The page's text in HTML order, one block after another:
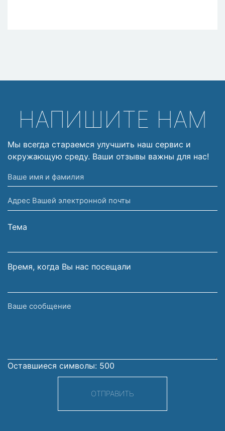
НАПИШИТЕ НАМ
Мы всегда стараемся улучшить наш сервис и
окружающую среду. Ваши отзывы важны для нас!
Ваше
имя
и
фамилия
Адрес
Вашей
электронной
Тема
Время, когда Вы нас посещали
Ваше
Оставшиеся символы: 500
ОТПРАВИТЬ